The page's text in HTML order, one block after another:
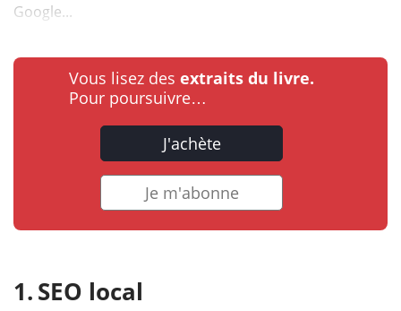
Google...
Vous lisez des extraits du livre.
Pour poursuivre…
J'achète
Je m'abonne
SEO local